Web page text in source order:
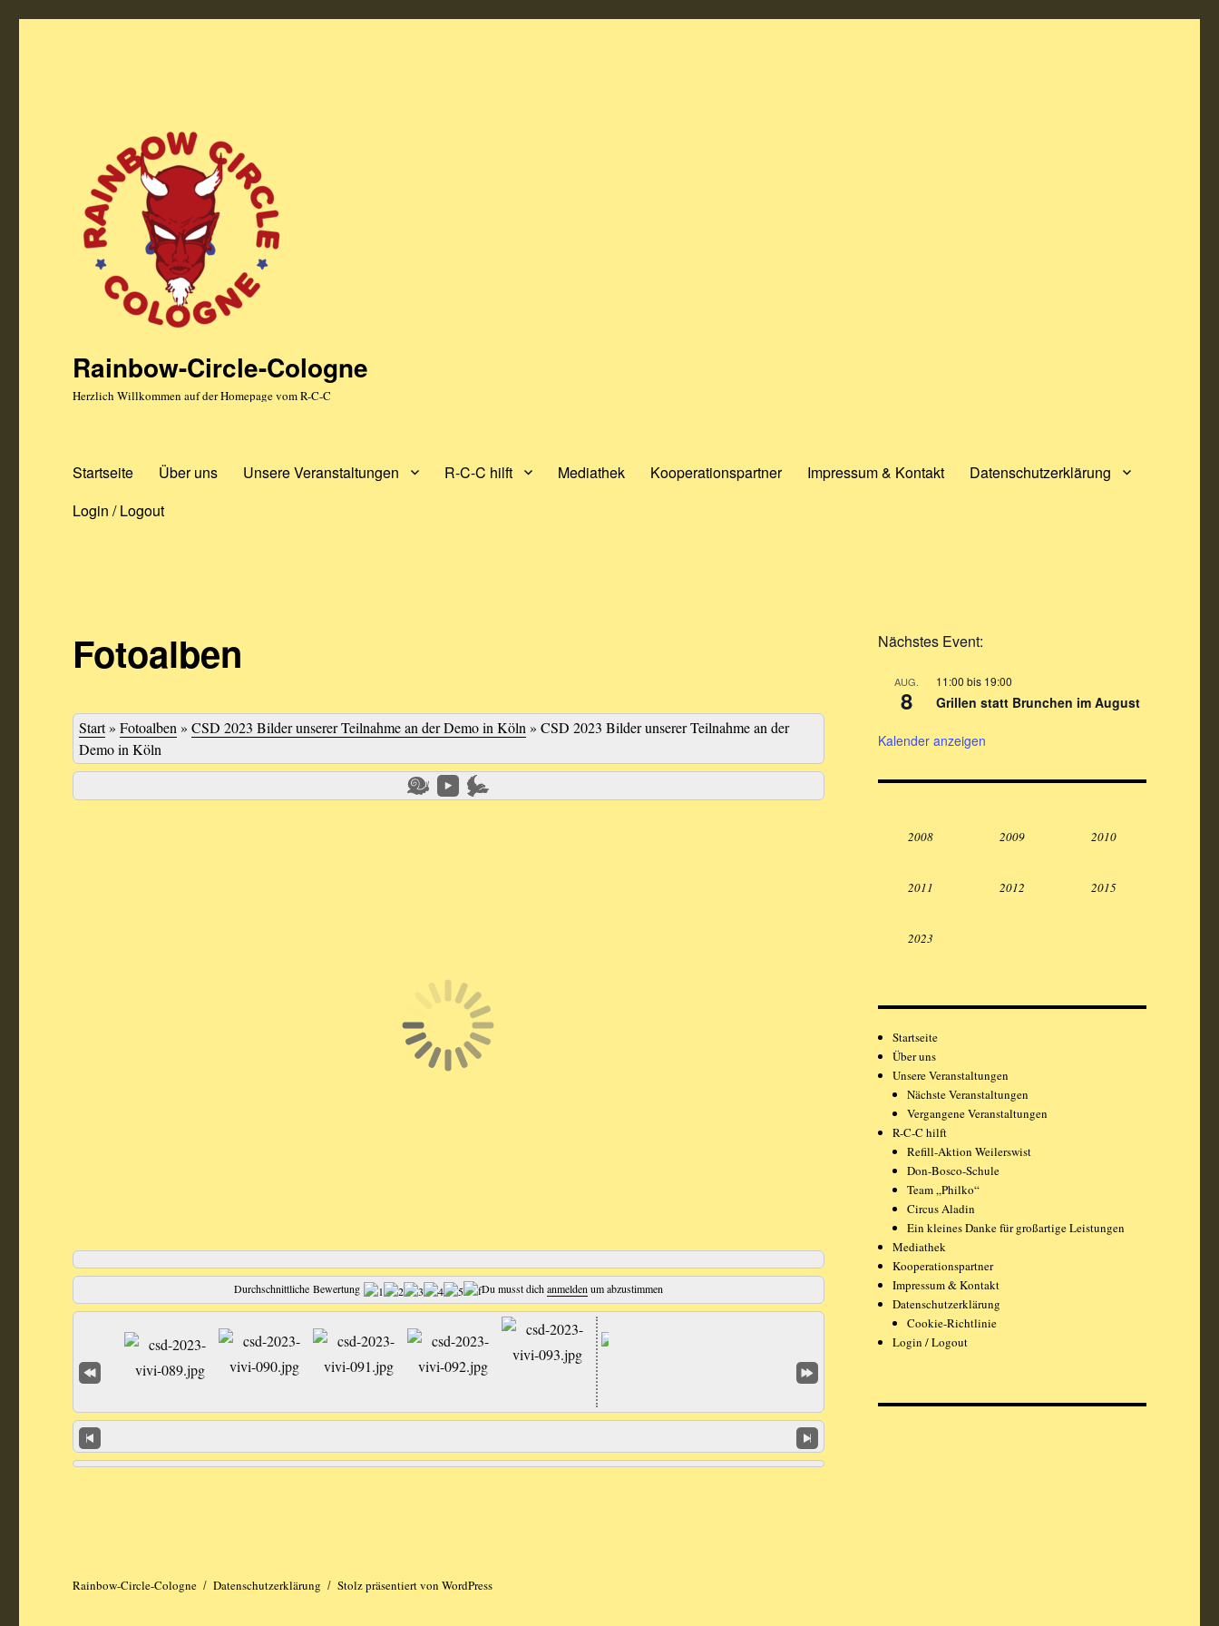
Rainbow-Circle-Cologne
Herzlich Willkommen auf der Homepage vom R-C-C
Startseite Über uns Unsere Veranstaltungen R-C-C hilft Mediathek Kooperationspartner Impressum & Kontakt
Datenschutzerklärung
Login / Logout
Fotoalben
Start»Fotoalben »CSD 2023 Bilder unserer Teilnahme an der Demo in Köln »CSD 2023 Bilder unserer Teilnahme an der
Demo in Köln
Durchschnittliche Bewertung Du musst dichanmelden um abzustimmen
Nächstes Event:
AUG.
8
11:00 bis 19:00
Grillen statt Brunchen im August
Kalender anzeigen
2008 2009 2010
2011 2012 2015
2023
Startseite
Über uns
Unsere Veranstaltungen
Nächste Veranstaltungen
Vergangene Veranstaltungen
R-C-C hilft
Refill-Aktion Weilerswist
Don-Bosco-Schule
Team „Philko“
Circus Aladin
Ein kleines Danke für großartige Leistungen
Mediathek
Kooperationspartner
Impressum & Kontakt
Datenschutzerklärung
Cookie-Richtlinie
Login / Logout
Rainbow-Circle-Cologne Datenschutzerklärung Stolz präsentiert von WordPress